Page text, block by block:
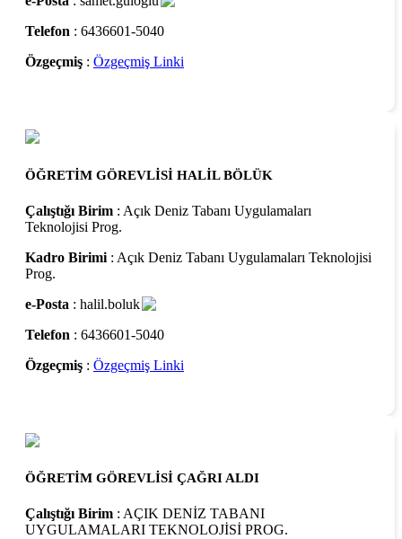
Telefon : 6436601-5040
Özgeçmiş : Özgeçmiş Linki
ÖĞRETİM GÖREVLİSİ HALİL BÖLÜK
Çalıştığı Birim : Açık Deniz Tabanı Uygulamaları
Teknolojisi Prog.
Kadro Birimi : Açık Deniz Tabanı Uygulamaları Teknolojisi
Prog.
e-Posta : halil.boluk
Telefon : 6436601-5040
Özgeçmiş : Özgeçmiş Linki
ÖĞRETİM GÖREVLİSİ ÇAĞRI ALDI
Çalıştığı Birim : AÇIK DENİZ TABANI
UYGULAMALARI TEKNOLOJİSİ PROG.